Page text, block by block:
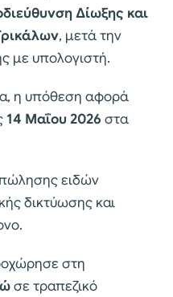
Δίωξης και
, μετά την
με υπολογιστή.
η υπόθεση αφορά
14 Μαΐου 2026 στα
πώλησης ειδών
δικτύωσης και
στη
σε τραπεζικό